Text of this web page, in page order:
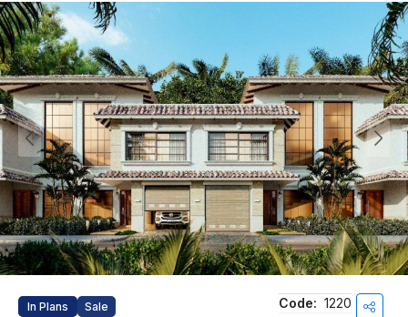
In Plans Sale Code: 1220